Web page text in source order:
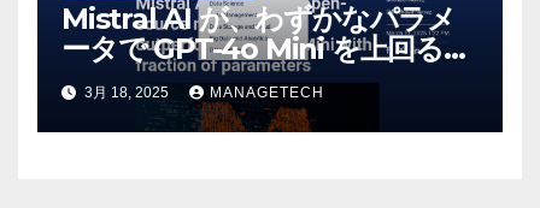
Mistral AI が、わずかなパラメ
ータで GPT-4o Mini を上回る新
しいオープンソース モデルをリ
リース | VentureBeat
3月 18, 2025 MANAGETECH